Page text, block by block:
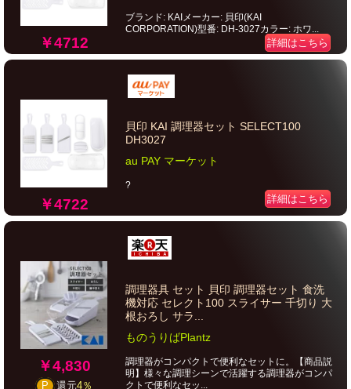
￥4712
ブランド: KAIメーカー: 貝印(KAI
CORPORATION)型番: DH-3027カラー: ホワ...
詳細はこちら
￥4722
貝印 KAI 調理器セット SELECT100
DH3027
au PAY マーケット
?
詳細はこちら
￥4,830
P 還元4％
調理器具 セット 貝印 調理器セット 食洗
機対応 セレクト100 スライサー 千切り 大
根おろし サラ...
ものうりばPlantz
調理器がコンパクトで便利なセットに。【商品説
明】様々な調理シーンで活躍する調理器がコンパ
クトで便利なセッ...